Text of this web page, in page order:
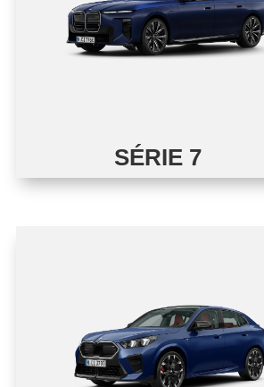
SÉRIE 7